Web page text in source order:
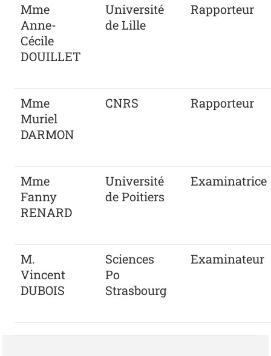
Mme
Anne-
Cécile
DOUILLET
Université
de Lille
Rapporteur
Mme
Muriel
DARMON
CNRS Rapporteur
Mme
Fanny
RENARD
Université
de Poitiers
Examinatrice
M.
Vincent
DUBOIS
Sciences
Po
Strasbourg
Examinateur